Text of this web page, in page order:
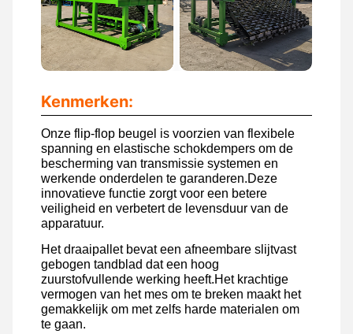
Kenmerken:
Onze flip-flop beugel is voorzien van flexibele
spanning en elastische schokdempers om de
bescherming van transmissie systemen en
werkende onderdelen te garanderen.Deze
innovatieve functie zorgt voor een betere
veiligheid en verbetert de levensduur van de
apparatuur.
Het draaipallet bevat een afneembare slijtvast
gebogen tandblad dat een hoog
zuurstofvullende werking heeft.Het krachtige
vermogen van het mes om te breken maakt het
gemakkelijk om met zelfs harde materialen om
te gaan.